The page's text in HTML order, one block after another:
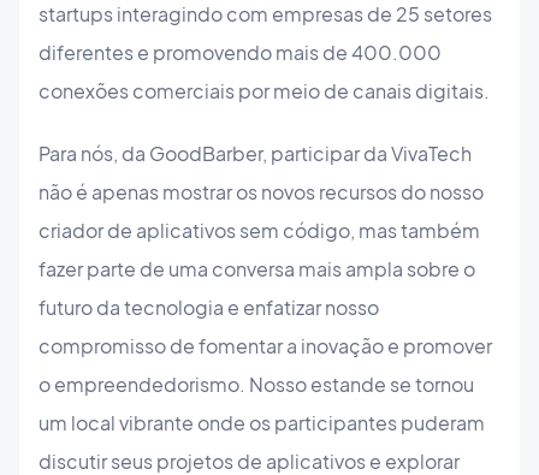
startups interagindo com empresas de 25 setores
diferentes e promovendo mais de 400.000
conexões comerciais por meio de canais digitais.
Para nós, da GoodBarber, participar da VivaTech
não é apenas mostrar os novos recursos do nosso
criador de aplicativos sem código, mas também
fazer parte de uma conversa mais ampla sobre o
futuro da tecnologia e enfatizar nosso
compromisso de fomentar a inovação e promover
o empreendedorismo. Nosso estande se tornou
um local vibrante onde os participantes puderam
discutir seus projetos de aplicativos e explorar